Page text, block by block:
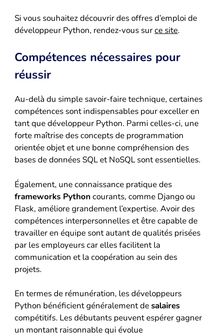
Si vous souhaitez découvrir des offres d’emploi de
développeur Python, rendez-vous surce site.
Compétences nécessaires pour
réussir
Au-delà du simple savoir-faire technique, certaines
compétences sont indispensables pour exceller en
tant que développeur Python. Parmi celles-ci, une
forte maîtrise des concepts de programmation
orientée objet et une bonne compréhension des
bases de données SQL et NoSQL sont essentielles.
Également, une connaissance pratique des
frameworks Python courants, comme Django ou
Flask, améliore grandement l’expertise. Avoir des
compétences interpersonnelles et être capable de
travailler en équipe sont autant de qualités prisées
par les employeurs car elles facilitent la
communication et la coopération au sein des
projets.
En termes de rémunération, les développeurs
Python bénéficient généralement desalaires
compétitifs. Les débutants peuvent espérer gagner
un montant raisonnable qui évolue